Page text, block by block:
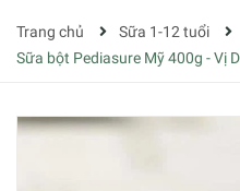
Trang chủ
Sữa 1-12 tuổi
Sữa bột Pediasure Mỹ 400g - Vị